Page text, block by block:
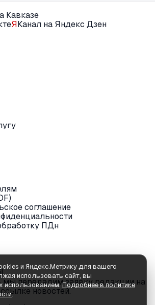
Кавказе
ЯКанал на Яндекс Дзен
соглашение
ПДн
передадим заявку редакции на
новостей.
и Яндекс.Метрику для вашего
использовать сайт, вы
использованием.Подробнее в политике
.